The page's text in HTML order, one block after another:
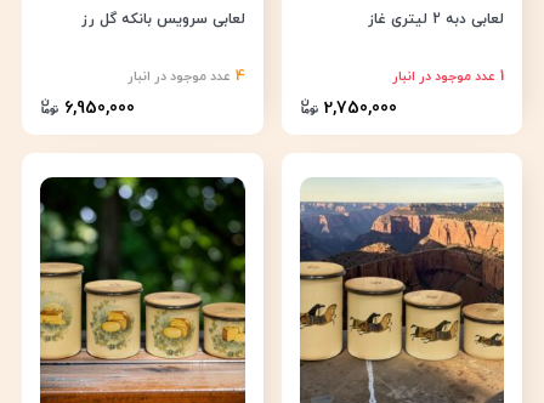
1 عدد موجود در انبار
لعابی دبه 2 لیتری غاز
2,750,000
4 عدد موجود در انبار
لعابی سرویس بانکه گل رز
6,950,000